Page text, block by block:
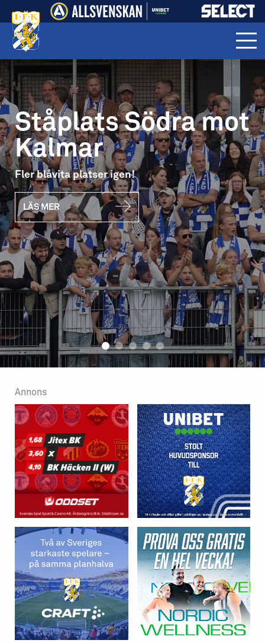
Ståplats Södra mot
Kalmar
Fler blåvita platser igen!
LÄS MER
Annons